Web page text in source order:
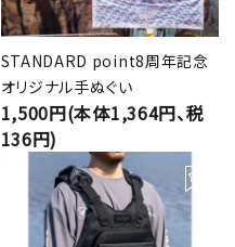
STANDARD point8周年記念
オリジナル手ぬぐい
1,500円(本体1,364円、税
136円)